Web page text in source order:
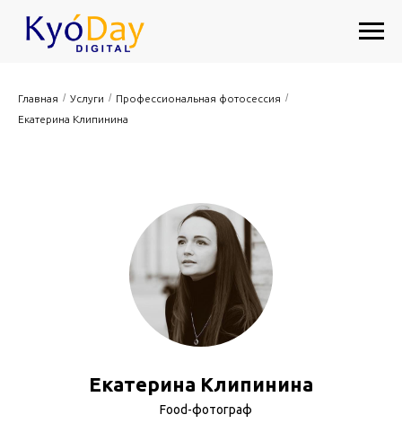
Главная / Услуги / Профессиональная фотосессия /
Екатерина Клипинина
Екатерина Клипинина
Food-фотограф